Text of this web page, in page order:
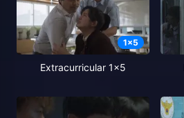
1x5
Extracurricular 1x5